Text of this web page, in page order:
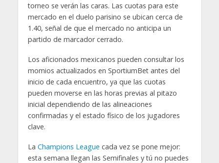
torneo se verán las caras. Las cuotas para este
mercado en el duelo parisino se ubican cerca de
1.40, señal de que el mercado no anticipa un
partido de marcador cerrado.
Los aficionados mexicanos pueden consultar los
momios actualizados en SportiumBet antes del
inicio de cada encuentro, ya que las cuotas
pueden moverse en las horas previas al pitazo
inicial dependiendo de las alineaciones
confirmadas y el estado físico de los jugadores
clave.
La Champions League cada vez se pone mejor:
esta semana llegan las Semifinales y tú no puedes